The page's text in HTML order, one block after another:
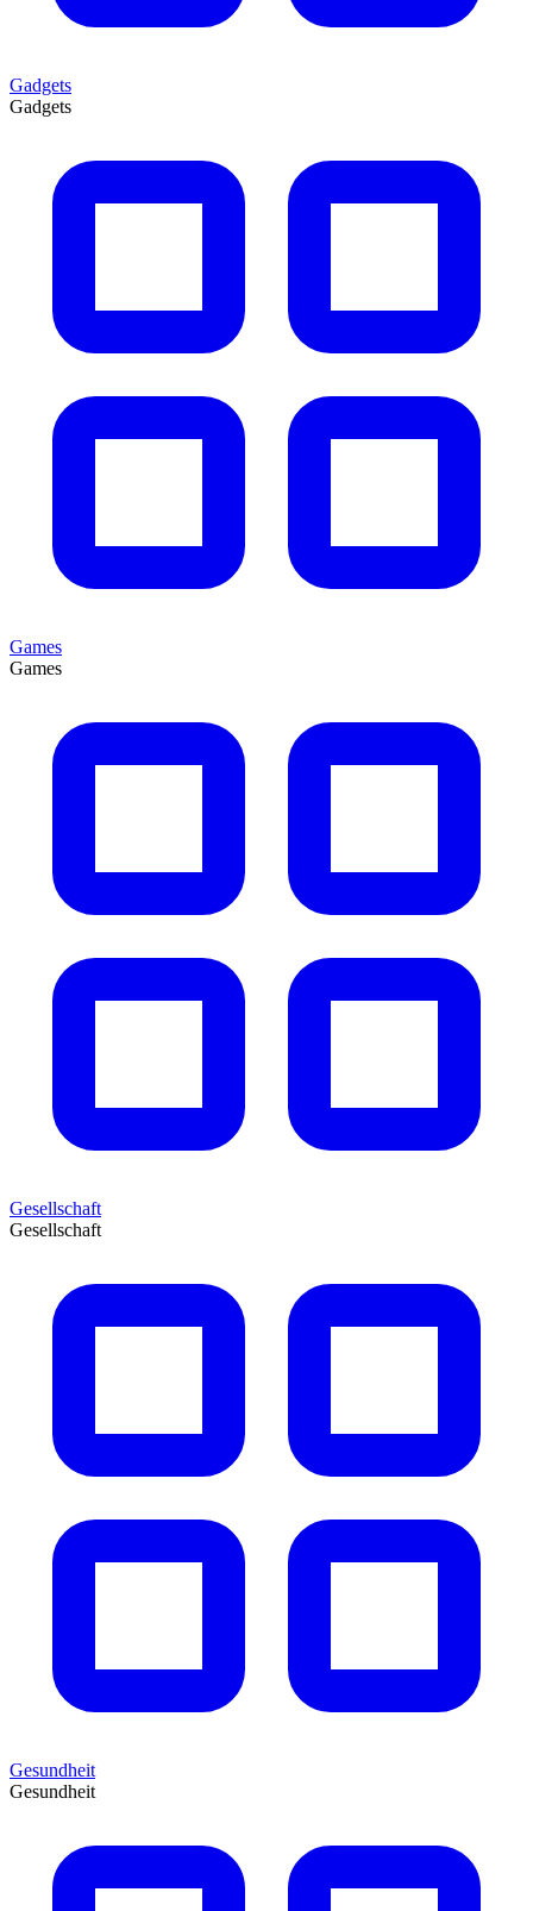
Gadgets
Gadgets
Games
Games
Gesellschaft
Gesellschaft
Gesundheit
Gesundheit